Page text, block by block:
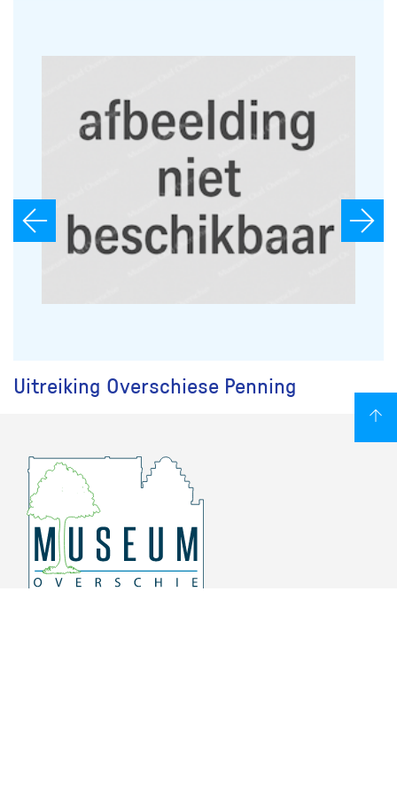
Uitreiking Overschiese Penning